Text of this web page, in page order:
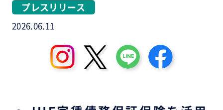
プレスリリース
2026.06.11